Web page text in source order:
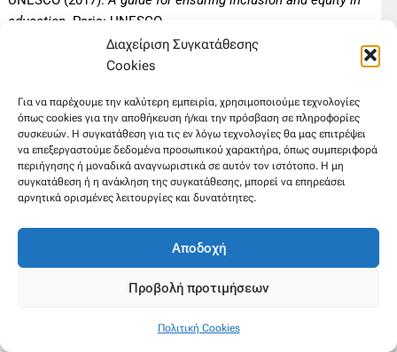
Διαχείριση Συγκατάθεσης
Cookies
Για να παρέχουμε την καλύτερη εμπειρία, χρησιμοποιούμε τεχνολογίες
όπως cookies για την αποθήκευση ή/και την πρόσβαση σε πληροφορίες
συσκευών. Η συγκατάθεση για τις εν λόγω τεχνολογίες θα μας επιτρέψει
να επεξεργαστούμε δεδομένα προσωπικού χαρακτήρα, όπως συμπεριφορά
περιήγησης ή μοναδικά αναγνωριστικά σε αυτόν τον ιστότοπο. Η μη
συγκατάθεση ή η ανάκληση της συγκατάθεσης, μπορεί να επηρεάσει
αρνητικά ορισμένες λειτουργίες και δυνατότητες.
Αποδοχή
Προβολή προτιμήσεων
Πολιτική Cookies
education . Paris: UNESCO.
World Health Organization (1992).The ICD-10 Classification
of Mental and Behavioural Disorders: Clinical Descriptions
Zins, J. E., Weissberg, R. P., Wang, M. C., & Walberg, H. J.
(2004).Building academic success on social and emotional
learning: What does the research say?Teachers College
Press.
Zins, J. E., Weissberg, R. P., Wang, M. C., & Walberg, H. J.
learning: What does the research say?
Βογινδρούκας, Ι., &Καραντζόλα, Ε. (2010).
Μαριόλης, Ν., & Μπουσμπουρέλης, Α. (2019).
Συναισθηματικές και συμπεριφορικές δυσκολίες στη